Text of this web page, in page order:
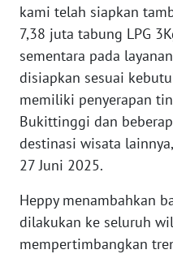
kami telah siapkan
7,38 juta tabung LPG
sementara pada
disiapkan sesuai
memiliki penyerapan
Bukittinggi dan
destinasi wisata
27 Juni 2025.
Heppy menambahkan
dilakukan ke seluruh
mempertimbangkan
WN
JABAR
WN
NTT
WN
KEPRI